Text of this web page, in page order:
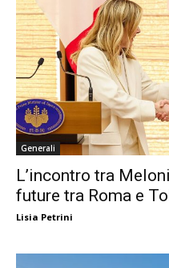
Generali
L’incontro tra
future tra Roma e
Lisia Petrini